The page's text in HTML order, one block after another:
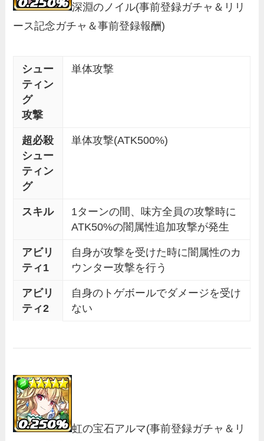
深淵のノイル(事前登録ガチャ＆リリ
ース記念ガチャ＆事前登録報酬)
シュー
ティン
グ
攻撃
単体攻撃
超必殺
シュー
ティン
グ
単体攻撃(ATK500%)
スキル
1ターンの間、味方全員の攻撃時に
ATK50%の闇属性追加攻撃が発生
アビリ
ティ1
自身が攻撃を受けた時に闇属性のカ
ウンター攻撃を行う
アビリ
ティ2
自身のトゲボールでダメージを受け
ない
虹の宝石アルマ(事前登録ガチャ＆リ